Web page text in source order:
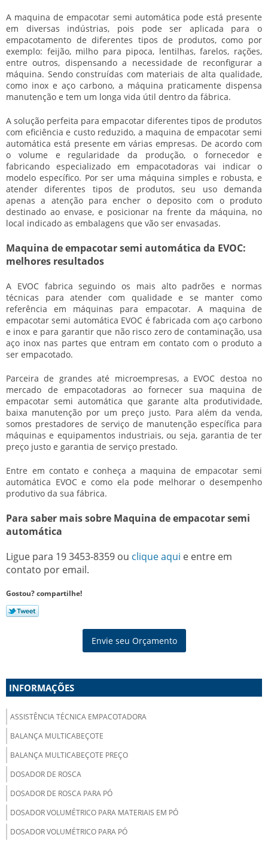
A maquina de empacotar semi automática pode está presente
em diversas indústrias, pois pode ser aplicada para o
empacotamento de diferentes tipos de produtos, como por
exemplo: feijão, milho para pipoca, lentilhas, farelos, rações,
entre outros, dispensando a necessidade de reconfigurar a
máquina. Sendo construídas com materiais de alta qualidade,
como inox e aço carbono, a máquina praticamente dispensa
manutenção e tem um longa vida útil dentro da fábrica.
A solução perfeita para empacotar diferentes tipos de produtos
com eficiência e custo reduzido, a maquina de empacotar semi
automática está presente em várias empresas. De acordo com
o volume e regularidade da produção, o fornecedor e
fabricando especializado em empacotadoras vai indicar o
modelo específico. Por ser uma máquina simples e robusta, e
atender diferentes tipos de produtos, seu uso demanda
apenas a atenção para encher o deposito com o produto
destinado ao envase, e posicionar na frente da máquina, no
local indicado as embalagens que vão ser envasadas.
Maquina de empacotar semi automática da EVOC:
melhores resultados
A EVOC fabrica seguindo os mais alto padrões e normas
técnicas para atender com qualidade e se manter como
referência em máquinas para empacotar. A maquina de
empacotar semi automática EVOC é fabricada com aço carbono
e inox e para garantir que não risco zero de contaminação, usa
aço inox nas partes que entram em contato com o produto a
ser empacotado.
Parceira de grandes até microempresas, a EVOC destoa no
mercado de empacotadoras ao fornecer sua maquina de
empacotar semi automática que garante alta produtividade,
baixa manutenção por um preço justo. Para além da venda,
somos prestadores de serviço de manutenção específica para
máquinas e equipamentos industriais, ou seja, garantia de ter
preço justo e garantia de serviço prestado.
Entre em contato e conheça a maquina de empacotar semi
automática EVOC e como ela pode melhorar o desempenho
produtivo da sua fábrica.
Para saber mais sobre Maquina de empacotar semi
automática
Ligue para 19 3453-8359 ou clique aqui e entre em
contato por email.
Gostou? compartilhe!
Envie seu Orçamento
INFORMAÇÕES
ASSISTÊNCIA TÉCNICA EMPACOTADORA
BALANÇA MULTICABEÇOTE
BALANÇA MULTICABEÇOTE PREÇO
DOSADOR DE ROSCA
DOSADOR DE ROSCA PARA PÓ
DOSADOR VOLUMÉTRICO PARA MATERIAIS EM PÓ
DOSADOR VOLUMÉTRICO PARA PÓ